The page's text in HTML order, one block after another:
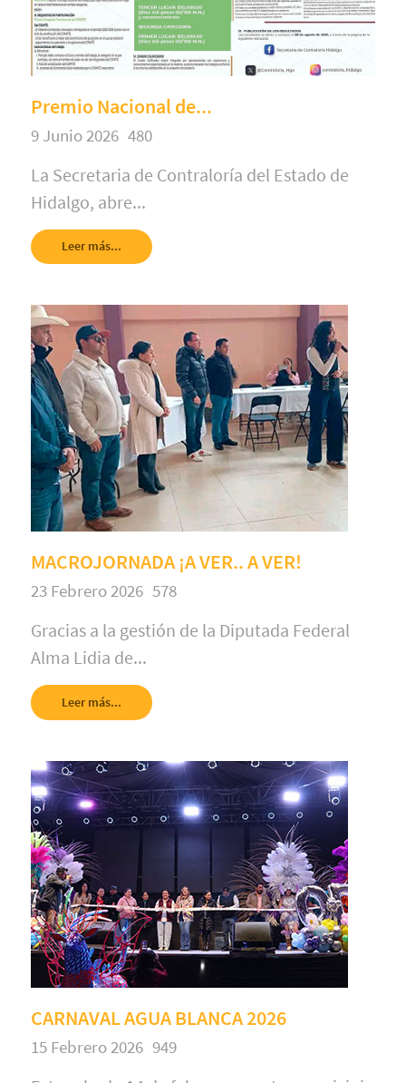
Premio Nacional de...
9 Junio 2026 480
La Secretaria de Contraloría del Estado de
Hidalgo, abre...
Leer más...
MACROJORNADA ¡A VER.. A VER!
23 Febrero 2026 578
Gracias a la gestión de la Diputada Federal
Alma Lidia de...
Leer más...
CARNAVAL AGUA BLANCA 2026
15 Febrero 2026 949